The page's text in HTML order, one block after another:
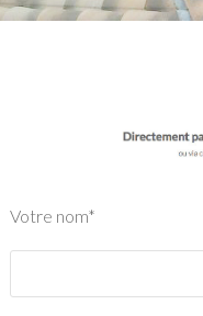
Votre nom*